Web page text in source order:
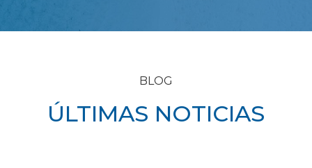
BLOG
ÚLTIMAS NOTICIAS